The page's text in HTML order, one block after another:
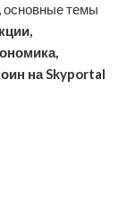
основные темы
на Skyportal